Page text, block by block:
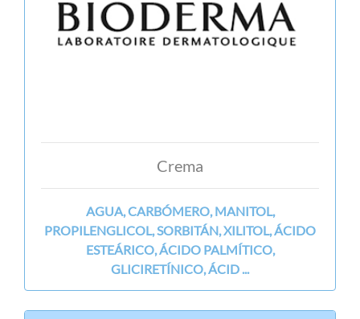
Crema
AGUA, CARBÓMERO, MANITOL,
PROPILENGLICOL, SORBITÁN, XILITOL, ÁCIDO
ESTEÁRICO, ÁCIDO PALMÍTICO,
GLICIRETÍNICO, ÁCID ...